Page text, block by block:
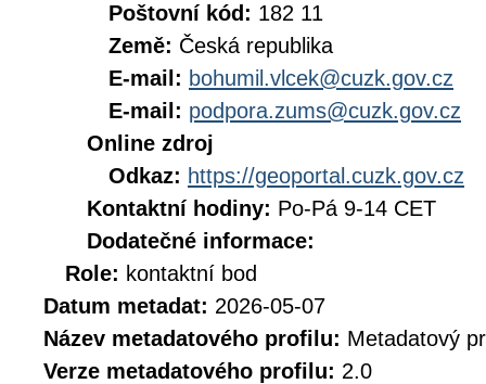
Poštovní kód: 182 11
Země: Česká republika
E-mail: bohumil.vlcek@cuzk.gov.cz
E-mail: podpora.zums@cuzk.gov.cz
Online zdroj
Odkaz: https://geoportal.cuzk.gov.cz
Kontaktní hodiny: Po-Pá 9-14 CET
Dodatečné informace:
Role: kontaktní bod
Datum metadat: 2026-05-07
Název metadatového profilu: Metadatový
Verze metadatového profilu: 2.0